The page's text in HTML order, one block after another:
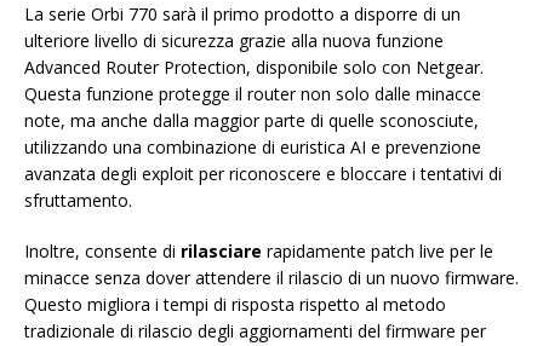
La serie Orbi 770 sarà il primo prodotto a disporre di un
ulteriore livello di sicurezza grazie alla nuova funzione
Advanced Router Protection, disponibile solo con Netgear.
Questa funzione protegge il router non solo dalle minacce
note, ma anche dalla maggior parte di quelle sconosciute,
utilizzando una combinazione di euristica AI e prevenzione
avanzata degli exploit per riconoscere e bloccare i tentativi di
sfruttamento.
Inoltre, consente di rilasciare rapidamente patch live per le
minacce senza dover attendere il rilascio di un nuovo firmware.
Questo migliora i tempi di risposta rispetto al metodo
tradizionale di rilascio degli aggiornamenti del firmware per